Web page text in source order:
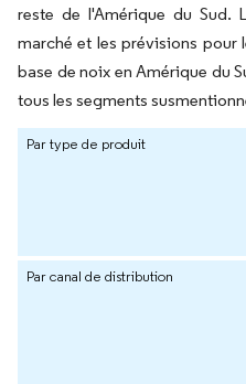
reste de l'Amérique du Sud.
marché et les prévisions pour
base de noix en Amérique du
tous les segments
Par type de produit
Par canal de distribution